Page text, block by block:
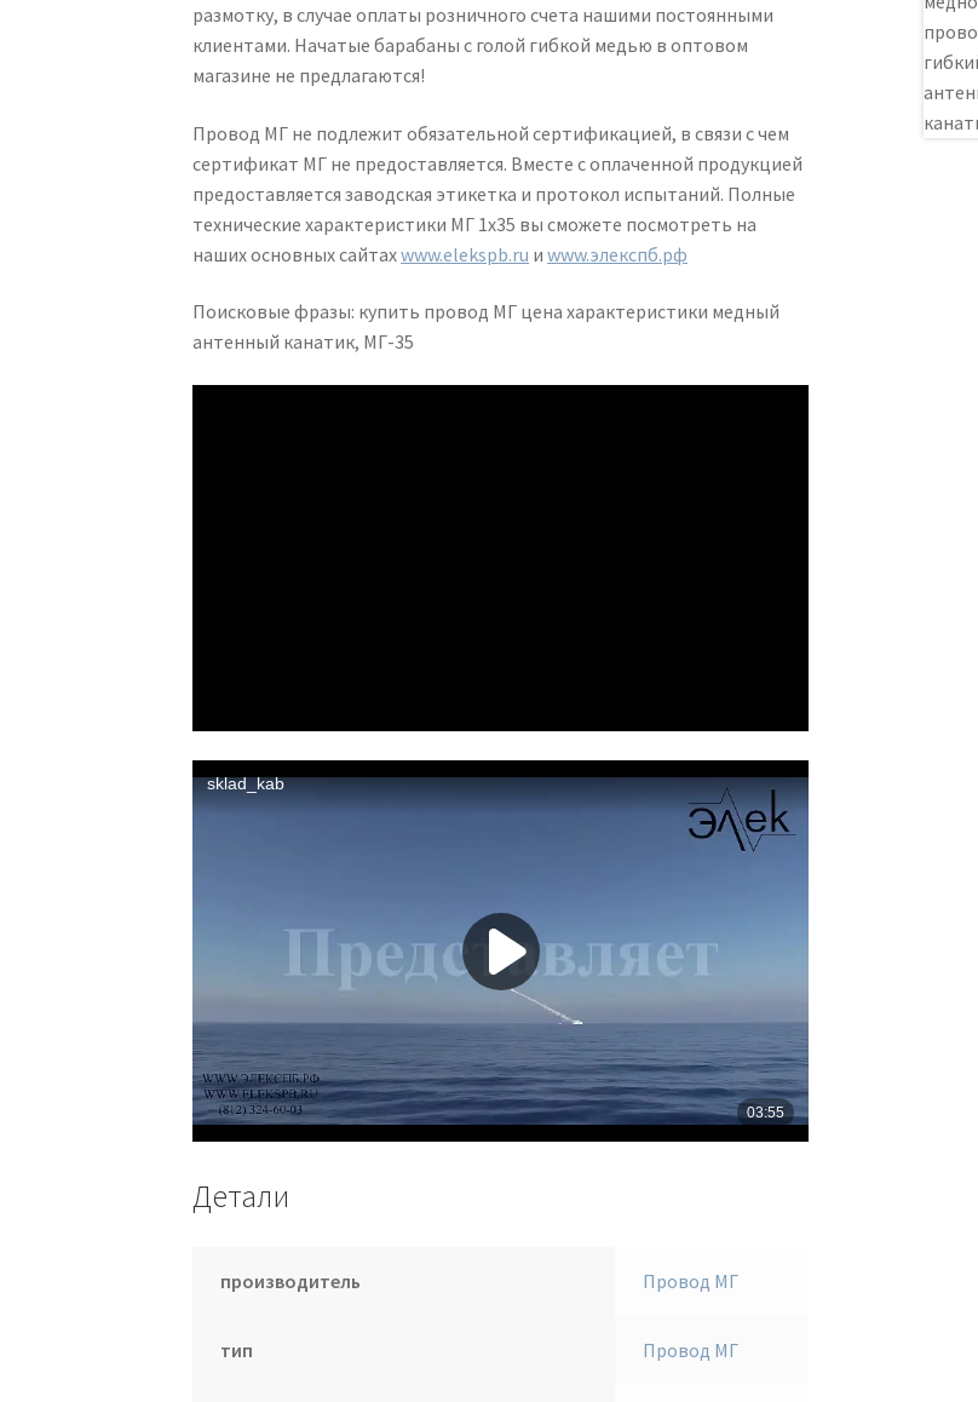
размотку, в случае оплаты розничного счета нашими постоянными
клиентами. Начатые барабаны с голой гибкой медью в оптовом
магазине не предлагаются!
Провод МГ не подлежит обязательной сертификацией, в связи с чем
сертификат МГ не предоставляется. Вместе с оплаченной продукцией
предоставляется заводская этикетка и протокол испытаний. Полные
технические характеристики МГ 1х35 вы сможете посмотреть на
наших основных сайтахwww.elekspb.ru иwww.элекспб.рф
Поисковые фразы: купить провод МГ цена характеристики медный
антенный канатик, МГ-35
Детали
производитель Провод МГ
тип Провод МГ